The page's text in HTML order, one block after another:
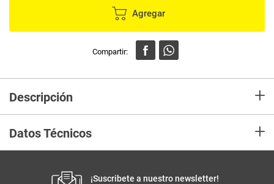
Agregar
Descripción +
Datos Técnicos +
¡Suscribete a nuestro newsletter!